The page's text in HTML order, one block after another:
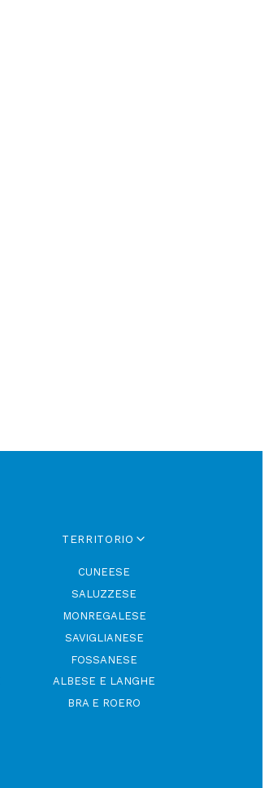
TERRITORIO
CUNEESE
SALUZZESE
MONREGALESE
SAVIGLIANESE
FOSSANESE
ALBESE E LANGHE
BRA E ROERO